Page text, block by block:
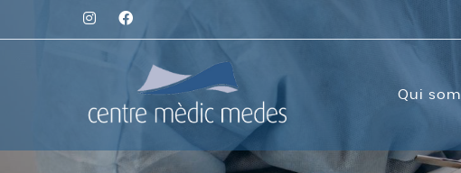
Qui som
Medicina estètica